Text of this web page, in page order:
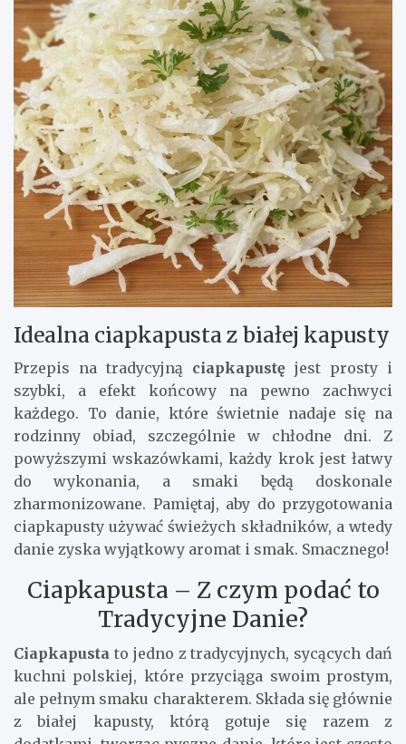
Idealna ciapkapusta z białej kapusty
Przepis na tradycyjną ciapkapustę jest prosty i
szybki, a efekt końcowy na pewno zachwyci
każdego. To danie, które świetnie nadaje się na
rodzinny obiad, szczególnie w chłodne dni. Z
powyższymi wskazówkami, każdy krok jest łatwy
do wykonania, a smaki będą doskonale
zharmonizowane. Pamiętaj, aby do przygotowania
ciapkapusty używać świeżych składników, a wtedy
danie zyska wyjątkowy aromat i smak. Smacznego!
Ciapkapusta – Z czym podać to
Tradycyjne Danie?
Ciapkapusta to jedno z tradycyjnych, sycących dań
kuchni polskiej, które przyciąga swoim prostym,
ale pełnym smaku charakterem. Składa się głównie
z białej kapusty, którą gotuje się razem z